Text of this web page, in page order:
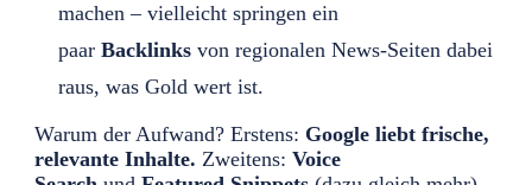
machen – vielleicht springen ein
paar Backlinks von regionalen News-Seiten dabei
raus, was Gold wert ist.
Warum der Aufwand? Erstens: Google liebt frische,
relevante Inhalte. Zweitens: Voice